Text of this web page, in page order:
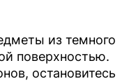
из темного
поверхностью.
остановитесь